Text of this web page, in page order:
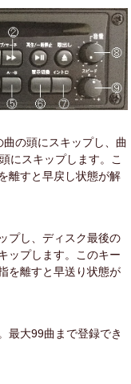
の頭にスキップし、曲
にスキップします。こ
離すと早戻し状態が解
プし、ディスク最後の
ップします。このキー
を離すと早送り状態が
最大99曲まで登録でき